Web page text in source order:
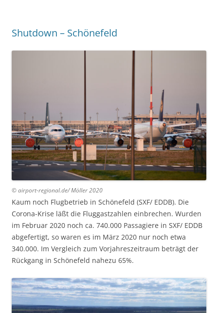
Shutdown – Schönefeld
© airport-regional.de/ Möller 2020
Kaum noch Flugbetrieb in Schönefeld (SXF/ EDDB). Die
Corona-Krise läßt die Fluggastzahlen einbrechen. Wurden
im Februar 2020 noch ca. 740.000 Passagiere in SXF/ EDDB
abgefertigt, so waren es im März 2020 nur noch etwa
340.000. Im Vergleich zum Vorjahreszeitraum beträgt der
Rückgang in Schönefeld nahezu 65%.